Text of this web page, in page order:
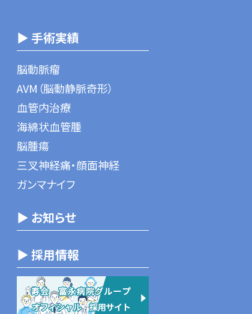
▶ 手術実績
脳動脈瘤
AVM（脳動静脈奇形）
血管内治療
海綿状血管腫
脳腫瘍
三叉神経痛・顔面神経
ガンマナイフ
▶ お知らせ
▶ 採用情報